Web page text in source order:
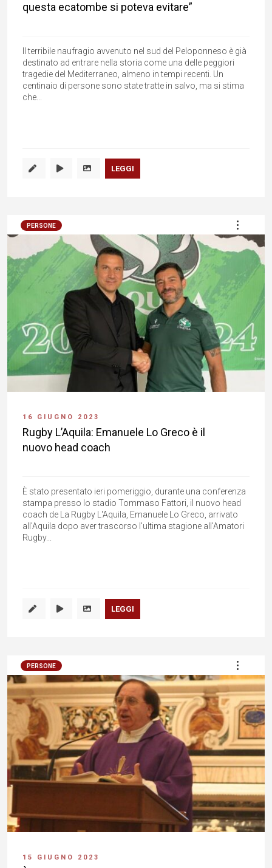
questa ecatombe si poteva evitare”
Il terribile naufragio avvenuto nel sud del Peloponneso è già
destinato ad entrare nella storia come una delle peggiori
tragedie del Mediterraneo, almeno in tempi recenti. Un
centinaio di persone sono state tratte in salvo, ma si stima
che...
LEGGI
PERSONE
16 GIUGNO 2023
Rugby L’Aquila: Emanuele Lo Greco è il
nuovo head coach
È stato presentato ieri pomeriggio, durante una conferenza
stampa presso lo stadio Tommaso Fattori, il nuovo head
coach de La Rugby L'Aquila, Emanuele Lo Greco, arrivato
all'Aquila dopo aver trascorso l'ultima stagione all'Amatori
Rugby...
LEGGI
PERSONE
15 GIUGNO 2023